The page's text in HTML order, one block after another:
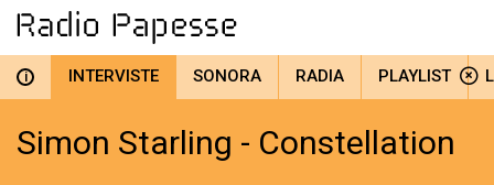
i INTERVISTE SONORA RADIA PLAYLIST
Simon Starling - Constellation